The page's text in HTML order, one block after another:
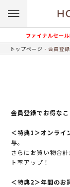
ファイナルセー
トップページ 会員登録
会員登録でお得な
＜特典1＞オンライ
与。
さらにお買い物合
ト率アップ！
＜特典2＞年間のお